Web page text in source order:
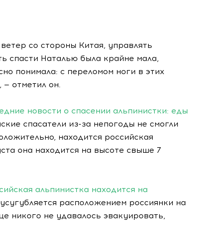
со стороны Китая, управлять
спасти Наталью была крайне мала,
понимала: с переломом ноги в этих
— отметил он.
новости о спасении альпинистки: еды
спасатели из-за непогоды не смогли
находится российская
она находится на высоте свыше 7
альпинистка находится на
расположением россиянки на
никого не удавалось эвакуировать,